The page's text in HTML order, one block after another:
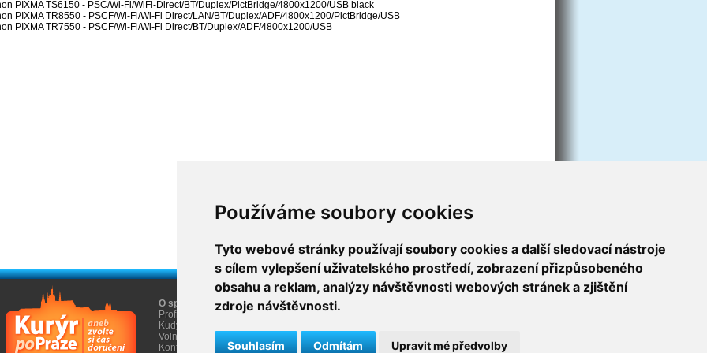
Používáme soubory cookies
Tyto webové stránky používají soubory cookies a další sledovací nástroje
s cílem vylepšení uživatelského prostředí, zobrazení přizpůsobeného
obsahu a reklam, analýzy návštěvnosti webových stránek a zjištění
zdroje návštěvnosti.
Souhlasím Odmítám Upravit mé předvolby
PIXMA TS6150 - PSC/Wi-Fi/WiFi-Direct/BT/Duplex/PictBridge/4800x1200/USB black
PIXMA TR8550 - PSCF/Wi-Fi/Wi-Fi Direct/LAN/BT/Duplex/ADF/4800x1200/PictBridge/USB
PIXMA TR7550 - PSCF/Wi-Fi/Wi-Fi Direct/BT/Duplex/ADF/4800x1200/USB
O společnosti
Profil firmy AGEM
Kudy k nám
Volná místa
Kontakty
O nákupu
Obchodní informace